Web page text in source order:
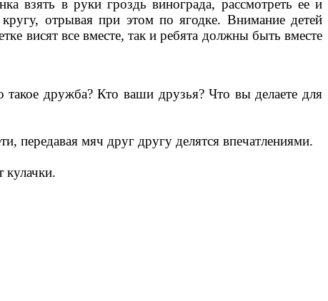
взять в руки гроздь винограда, рассмотреть ее и
отрывая при этом по ягодке. Внимание детей
висят все вместе, так и ребята должны быть вместе
дружба? Кто ваши друзья? Что вы делаете для
передавая мяч друг другу делятся впечатлениями.
кулачки.